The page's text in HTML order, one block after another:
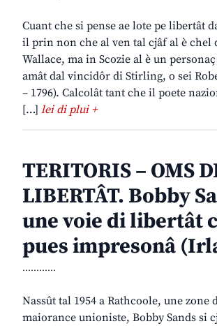
Cuant che si pense ae lote pe libertât
il prin non che al ven tal cjâf al è chel
Wallace, ma in Scozie al è un
amât dal vincidôr di Stirling, o sei
– 1796). Calcolât tant che il poete
[…] lei di plui +
TERITORIS – OMS
LIBERTÂT. Bobby
une voie di libertât
pues impresonâ
............
Nassût tal 1954 a Rathcoole, une zone
maiorance unioniste, Bobby Sands si